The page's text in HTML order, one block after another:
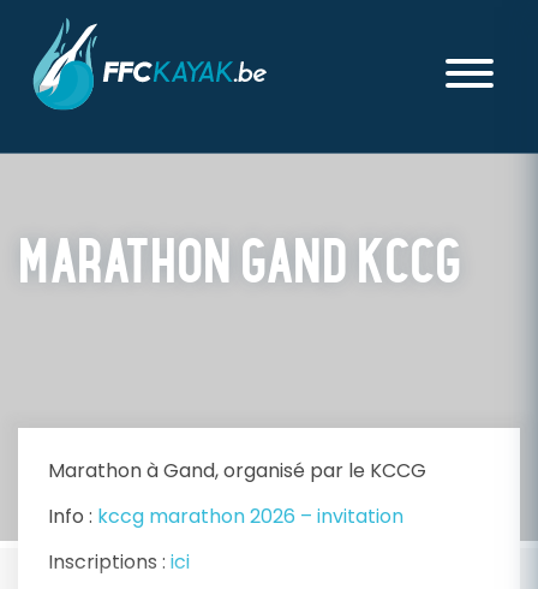
MARATHON GAND KCCG
Marathon à Gand, organisé par le KCCG
Info : kccg marathon 2026 – invitation
Inscriptions : ici